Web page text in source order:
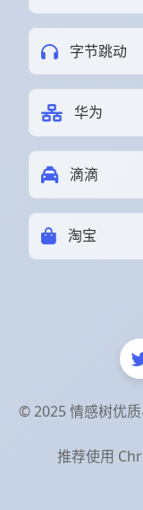
字节跳动
华为
滴滴
淘宝
© 2025 情感树优
推荐使用